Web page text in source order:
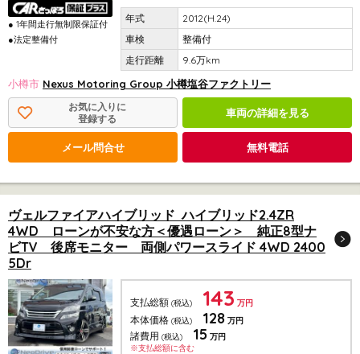
● 1年間走行無制限保証付
●法定整備付
2012(H.24)
整備付
9.6万km
小樽市 Nexus Motoring Group 小樽塩谷ファクトリー
お気に入りに
登録する
車両の詳細を見る
メール問合せ 無料電話
ヴェルファイアハイブリッド ハイブリッド2.4ZR
4WD ローンが不安な方＜優遇ローン＞ 純正8型ナ
ビTV 後席モニター 両側パワースライド 4WD 2400
5Dr
支払総額 (税込) 143 万円
本体価格 (税込) 128 万円
諸費用 (税込) 15 万円
※支払総額に含む